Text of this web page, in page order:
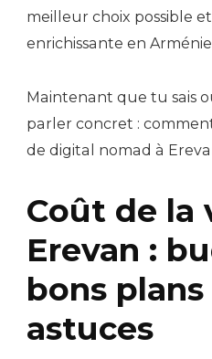
meilleur choix possible
enrichissante en
Maintenant que tu sais
parler concret :
de digital nomad à
Coût de la
Erevan :
bons
astuces